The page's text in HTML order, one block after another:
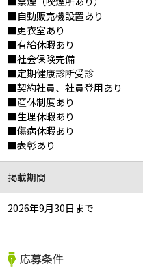
■自動販売機設置あり
■更衣室あり
■有給休暇あり
■社会保険完備
■定期健康診断受診
■契約社員、社員登用あり
■産休制度あり
■生理休暇あり
■傷病休暇あり
■表彰あり
掲載期間
2026年9月30日まで
応募条件